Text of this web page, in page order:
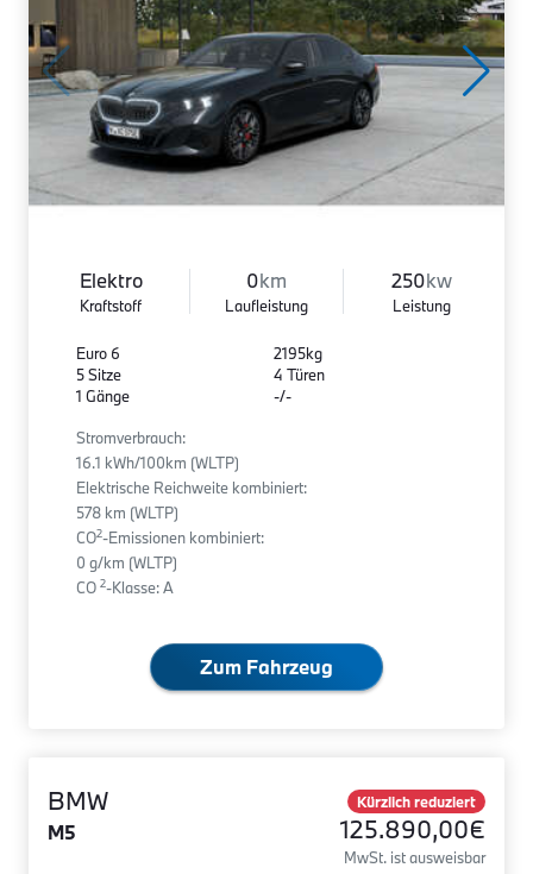
Elektro
Kraftstoff
0km
Laufleistung
250kw
Leistung
Euro 6
5 Sitze
1 Gänge
2195kg
4 Türen
-/-
Stromverbrauch:
16.1 kWh/100km (WLTP)
Elektrische Reichweite kombiniert:
578 km (WLTP)
CO2-Emissionen kombiniert:
0 g/km (WLTP)
CO 2-Klasse: A
Zum Fahrzeug
BMW
M5
Kürzlich reduziert
125.890,00€
MwSt. ist ausweisbar